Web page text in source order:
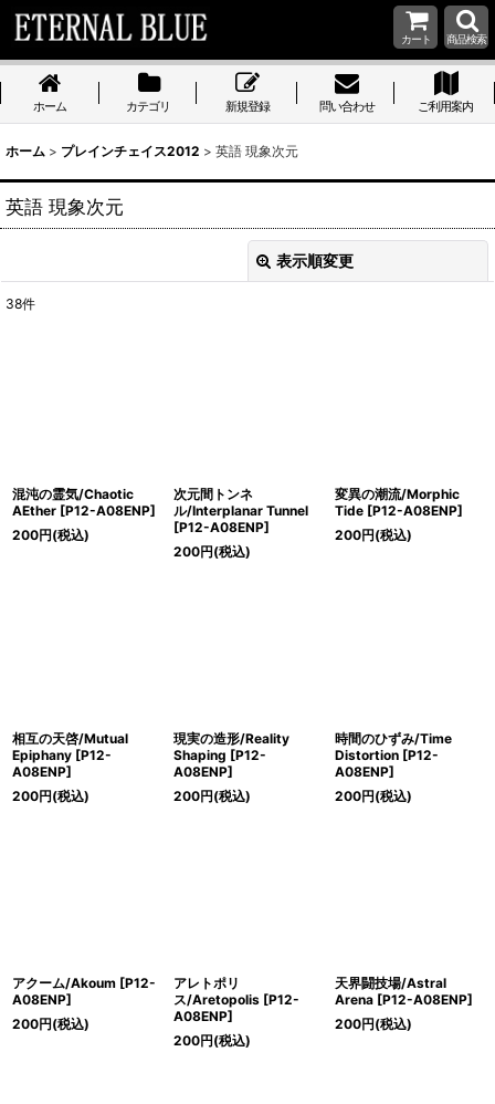
カート 商品検索
ホーム カテゴリ 新規登録 問い合わせ ご利用案内
ホーム > プレインチェイス2012 > 英語 現象次元
英語 現象次元
表示順変更
絞り込む
38件
混沌の霊気/Chaotic
AEther [P12-A08ENP]
200円(税込)
次元間トンネ
ル/Interplanar Tunnel
[P12-A08ENP]
200円(税込)
変異の潮流/Morphic
Tide [P12-A08ENP]
200円(税込)
相互の天啓/Mutual
Epiphany [P12-
A08ENP]
200円(税込)
現実の造形/Reality
Shaping [P12-
A08ENP]
200円(税込)
時間のひずみ/Time
Distortion [P12-
A08ENP]
200円(税込)
アクーム/Akoum [P12-
A08ENP]
200円(税込)
アレトポリ
ス/Aretopolis [P12-
A08ENP]
200円(税込)
天界闘技場/Astral
Arena [P12-A08ENP]
200円(税込)